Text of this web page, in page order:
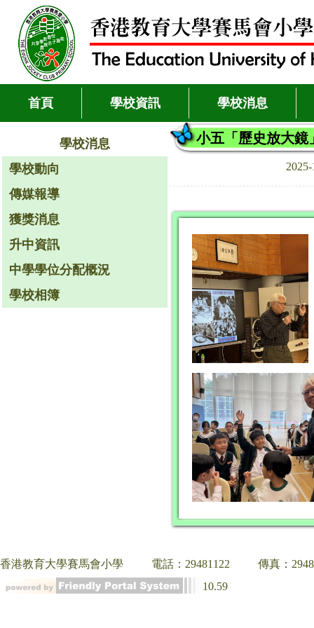
首頁 學校資訊 學校消息
學校消息
學校動向
傳媒報導
獲獎消息
升中資訊
中學學位分配概況
學校相簿
小五「歷史放大鏡
香港教育大學賽馬會小學 電話：29481122
傳真：
10.59